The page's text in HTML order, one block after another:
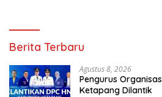
Berita Terbaru
Agustus 8, 2026
Pengurus
Ketapang Dilantik